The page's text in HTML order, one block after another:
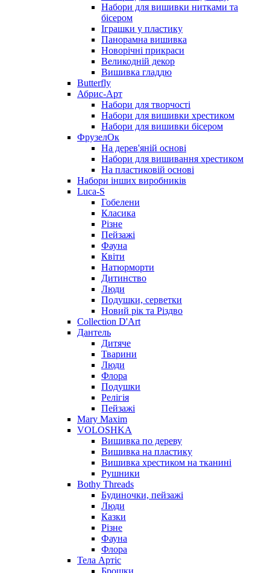
Набори для вишивки нитками та
бісером
Іграшки у пластику
Панорамна вишивка
Новорічні прикраси
Великодній декор
Вишивка гладдю
Butterfly
Абрис-Арт
Набори для творчості
Набори для вишивки хрестиком
Набори для вишивки бісером
ФрузелОк
На дерев'яній основі
Набори для вишивання хрестиком
На пластиковій основі
Набори інших виробників
Luca-S
Гобелени
Класика
Різне
Пейзажі
Фауна
Квіти
Натюрморти
Дитинство
Люди
Подушки, серветки
Новий рік та Різдво
Collection D'Art
Дантель
Дитяче
Тварини
Люди
Флора
Подушки
Релігія
Пейзажі
Mary Maxim
VOLOSHKA
Вишивка по дереву
Вишивка на пластику
Вишивка хрестиком на тканині
Рушники
Bothy Threads
Будиночки, пейзажі
Люди
Казки
Різне
Фауна
Флора
Тела Артіс
Брошки